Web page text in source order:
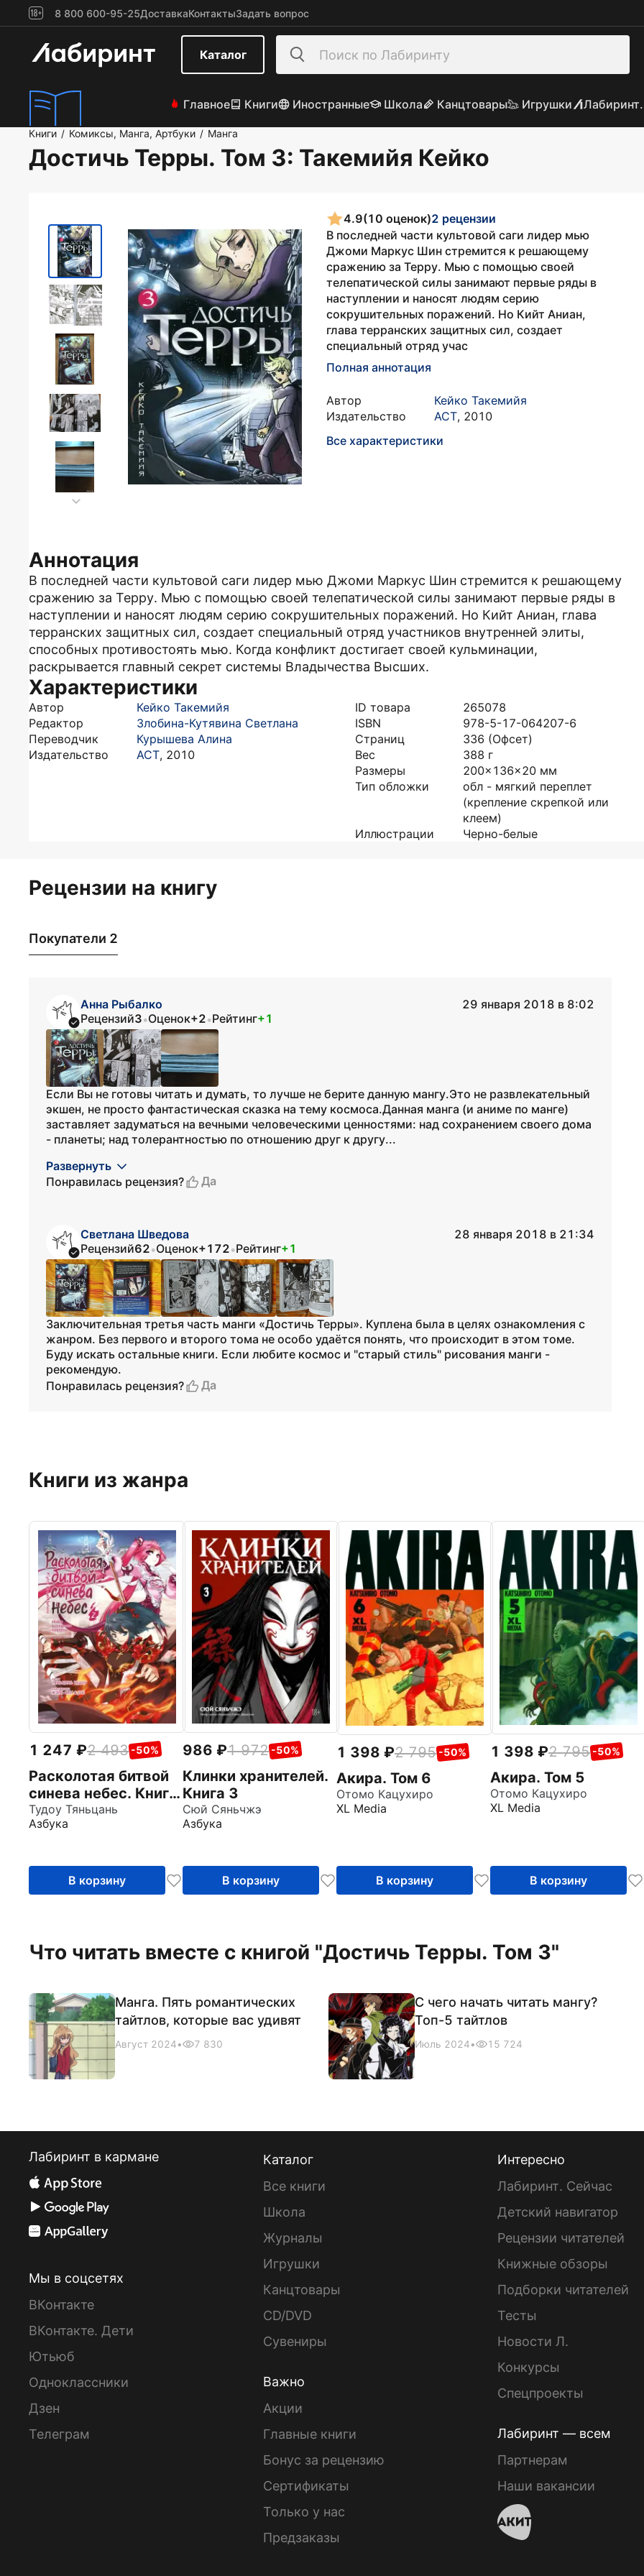
8 800 600-95-25ДоставкаКонтактыЗадать вопрос
Каталог
Главное Книги Иностранные Школа Канцтовары Игрушки
Книги / Комиксы, Манга, Артбуки / Манга
Достичь Терры. Том 3: Такемийя Кейко
4.9(10 оценок)2 рецензии
В последней части культовой саги лидер мью
Джоми Маркус Шин стремится к решающему
сражению за Терру. Мью с помощью своей
телепатической силы занимают первые ряды в
наступлении и наносят людям серию
сокрушительных поражений. Но Кийт Аниан,
глава терранских защитных сил, создает
специальный отряд учас
Полная аннотация
Автор
Кейко Такемийя
Издательство
АСТ, 2010
Все характеристики
Аннотация
В последней части культовой саги лидер мью Джоми Маркус Шин стремится к решающему
сражению за Терру. Мью с помощью своей телепатической силы занимают первые ряды в
наступлении и наносят людям серию сокрушительных поражений. Но Кийт Аниан, глава
терранских защитных сил, создает специальный отряд участников внутренней элиты,
способных противостоять мью. Когда конфликт достигает своей кульминации,
раскрывается главный секрет системы Владычества Высших.
Характеристики
Автор
Кейко Такемийя
Редактор
Злобина-Кутявина Светлана
Переводчик
Курышева Алина
Издательство
АСТ, 2010
ID товара
265078
ISBN
978-5-17-064207-6
Страниц
336 (Офсет)
Вес
388 г
Размеры
200x136x20 мм
Тип обложки
обл - мягкий переплет
(крепление скрепкой или
клеем)
Иллюстрации
Черно-белые
Рецензии на книгу
Покупатели 2
Анна Рыбалко
29 января 2018 в 8:02
Рецензий3•Оценок+2•Рейтинг+1
Если Вы не готовы читать и думать, то лучше не берите данную мангу.Это не развлекательный
экшен, не просто фантастическая сказка на тему космоса.Данная манга (и аниме по манге)
заставляет задуматься на вечными человеческими ценностями: над сохранением своего дома
- планеты; над толерантностью по отношению друг к другу...
Развернуть
Понравилась рецензия?
Да
Светлана Шведова
28 января 2018 в 21:34
Рецензий62•Оценок+172•Рейтинг+1
Заключительная третья часть манги «Достичь Терры». Куплена была в целях ознакомления с
жанром. Без первого и второго тома не особо удаётся понять, что происходит в этом томе.
Буду искать остальные книги. Если любите космос и "старый стиль" рисования манги -
рекомендую.
Понравилась рецензия?
Да
Книги из жанра
1 247 2 493 -50%
Расколотая битвой
синева небес. Книга
2
Тудоу Тяньцань
Азбука
В корзину
986 1 972 -50%
Клинки хранителей.
Книга 3
Сюй Сяньчжэ
Азбука
В корзину
1 398 2 795 -50%
Акира. Том 6
Отомо Кацухиро
XL Media
В корзину
1 398 2 795 -50%
Акира. Том 5
Отомо Кацухиро
XL Media
В корзину
Что читать вместе с книгой "Достичь Терры. Том 3"
Манга. Пять романтических
тайтлов, которые вас удивят
Август 2024• 7 830
C чего начать читать мангу?
Топ-5 тайтлов
Июль 2024• 15 724
Лабиринт в кармане
Мы в соцсетях
ВКонтакте
ВКонтакте. Дети
Ютьюб
Одноклассники
Дзен
Телеграм
Каталог
Все книги
Школа
Журналы
Игрушки
Канцтовары
CD/DVD
Сувениры
Важно
Акции
Главные книги
Бонус за рецензию
Сертификаты
Только у нас
Предзаказы
Интересно
Лабиринт. Сейчас
Детский навигатор
Рецензии читателей
Книжные обзоры
Подборки читателей
Тесты
Новости Л.
Конкурсы
Спецпроекты
Лабиринт — всем
Партнерам
Наши вакансии